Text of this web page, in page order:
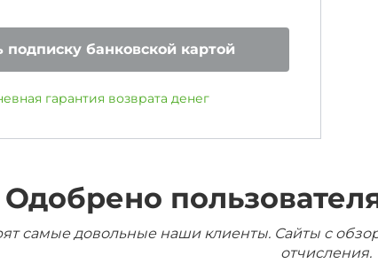
подписку банковской картой
гарантия возврата денег
Одобрено
самые довольные наши клиенты. Сайты с
отчисления.